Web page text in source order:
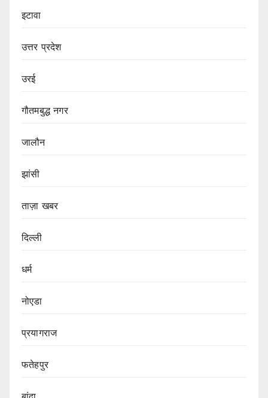
इटावा
उत्तर प्रदेश
उरई
गौतमबुद्ध नगर
जालौन
झांसी
ताज़ा खबर
दिल्ली
धर्म
नोएडा
प्रयागराज
फतेहपुर